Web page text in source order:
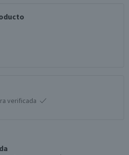
verificada